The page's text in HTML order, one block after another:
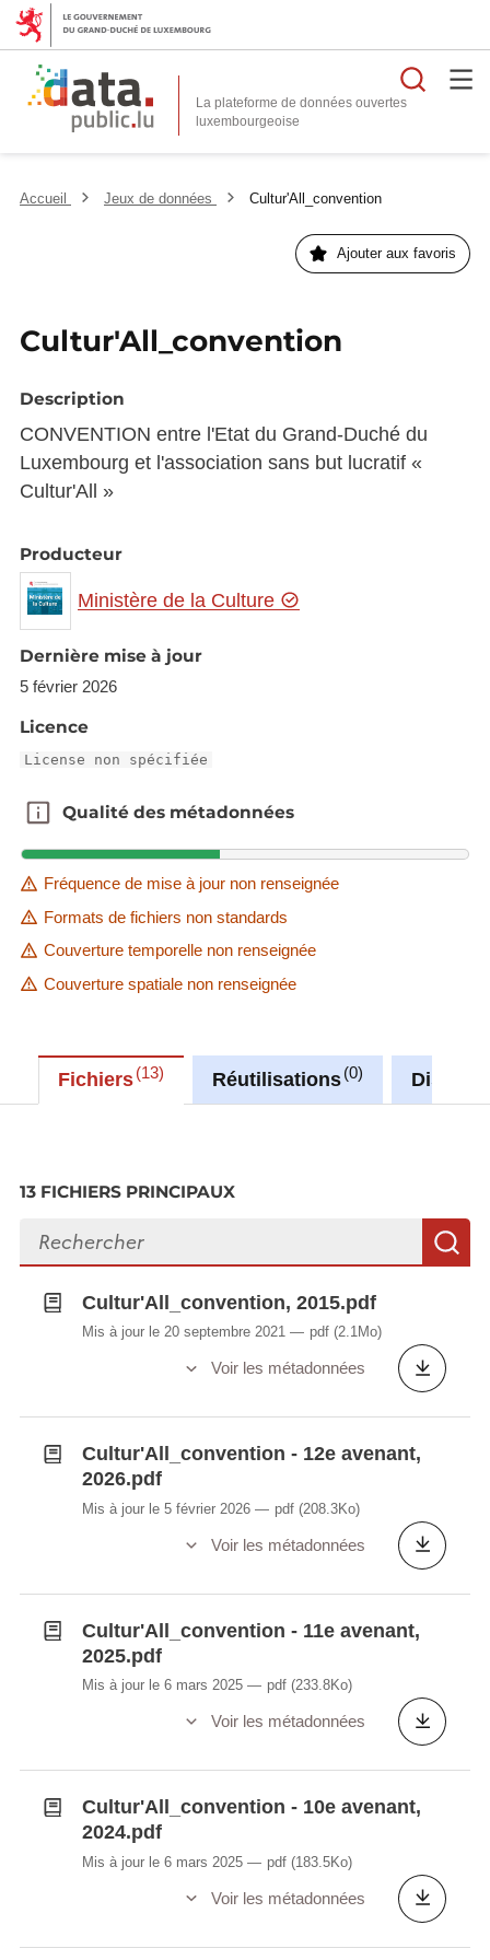
La plateforme de données ouvertes
Accueil Jeux de données Cultur'All_convention
Ajouter aux favoris
Cultur'All_convention
Description
CONVENTION entre l'Etat du Grand-Duché du
Luxembourg et l'association sans but lucratif «
Cultur'All »
Producteur
Ministère de la Culture
Dernière mise à jour
5 février 2026
Licence
License non spécifiée
Qualité des métadonnées
Qualité des métadonnées
Fréquence de mise à jour non renseignée
Formats de fichiers non standards
Couverture temporelle non renseignée
Couverture spatiale non renseignée
Fichiers 13 Réutilisations 0
13 FICHIERS PRINCIPAUX
Rechercher des fichiers
Cultur'All_convention, 2015.pdf
Mis à jour le 20 septembre 2021 pdf (2.1Mo)
Voir les métadonnées
Cultur'All_convention - 12e avenant,
2026.pdf
Mis à jour le 5 février 2026 pdf (208.3Ko)
Voir les métadonnées
Cultur'All_convention - 11e avenant,
2025.pdf
Mis à jour le 6 mars 2025 pdf (233.8Ko)
Voir les métadonnées
Cultur'All_convention - 10e avenant,
2024.pdf
Mis à jour le 6 mars 2025 pdf (183.5Ko)
Voir les métadonnées